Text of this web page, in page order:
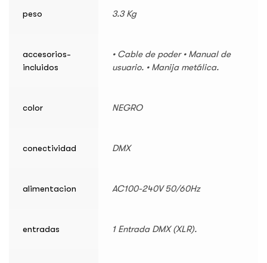
peso 3.3 Kg
accesorios-
incluidos
• Cable de poder • Manual de
usuario. • Manija metálica.
color NEGRO
conectividad DMX
alimentacion AC100-240V 50/60Hz
entradas 1 Entrada DMX (XLR).